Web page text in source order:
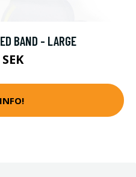
BAND - LARGE